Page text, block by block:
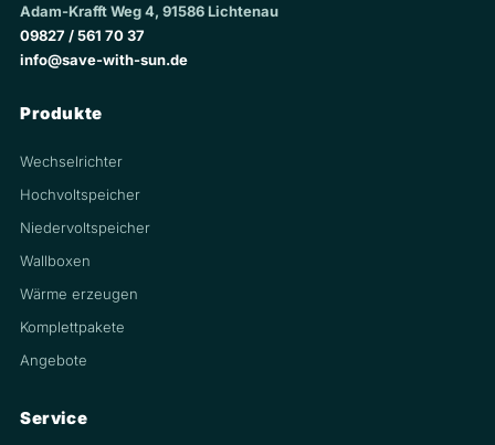
Adam-Krafft Weg 4, 91586 Lichtenau
09827 / 561 70 37
info@save-with-sun.de
Produkte
Wechselrichter
Hochvoltspeicher
Niedervoltspeicher
Wallboxen
Wärme erzeugen
Komplettpakete
Angebote
Service